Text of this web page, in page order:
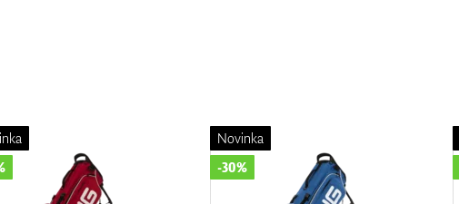
Novinka
-30%